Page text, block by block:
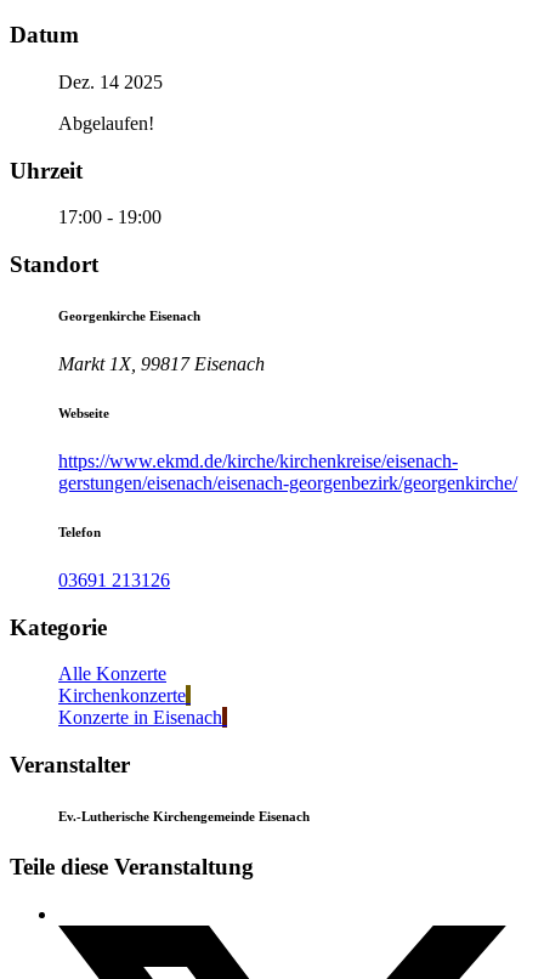
Datum
Dez. 14 2025
Abgelaufen!
Uhrzeit
17:00 - 19:00
Standort
Georgenkirche Eisenach
Markt 1X, 99817 Eisenach
Webseite
https://www.ekmd.de/kirche/kirchenkreise/eisenach-
gerstungen/eisenach/eisenach-georgenbezirk/georgenkirche/
Telefon
03691 213126
Kategorie
Alle Konzerte
Kirchenkonzerte
Konzerte in Eisenach
Veranstalter
Ev.-Lutherische Kirchengemeinde Eisenach
Teile diese Veranstaltung